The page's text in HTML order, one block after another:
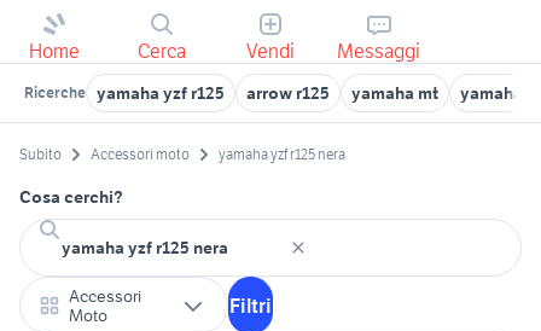
Home Cerca Vendi Messaggi
Ricerche yamaha yzf r125 arrow r125 yamaha mt yamaha
Subito Accessori moto yamaha yzf r125 nera
Cosa cerchi?
Accessori
Moto
Filtri